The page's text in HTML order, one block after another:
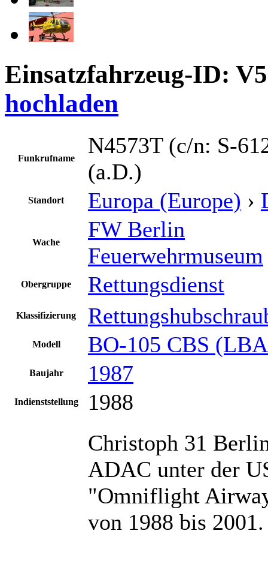
Einsatzfahrzeug-ID:
hochladen
Funkrufname
N4573T (c/n: S-
(a.D.)
Standort Europa (Europe) ›
Wache
FW Berlin
Feuerwehrmuseum
Obergruppe Rettungsdienst
Klassifizierung
Modell BO-105 CBS
Baujahr 1987
Indienststellung
1988
Christoph 31
ADAC unter der
"Omniflight
von 1988 bis 2001.